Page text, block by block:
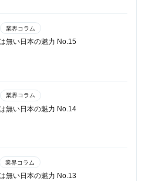
業界コラム
無い日本の魅力 No.15
業界コラム
無い日本の魅力 No.14
業界コラム
無い日本の魅力 No.13